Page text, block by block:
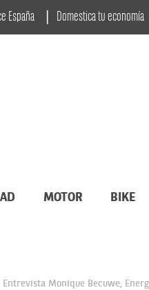
España Domestica tu economía
MOTOR BIKE
Entrevista Monique Becuwe,